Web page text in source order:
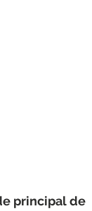
principal de